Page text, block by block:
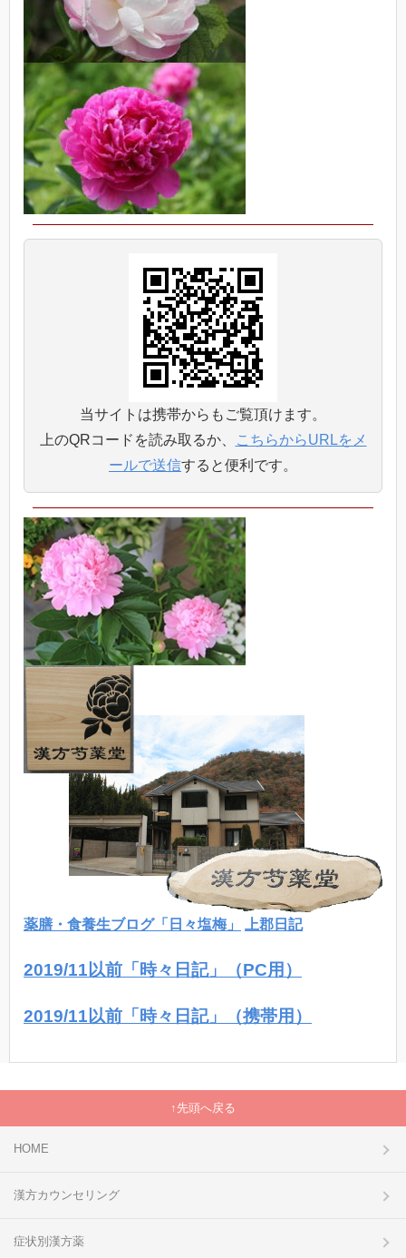
当サイトは携帯からもご覧頂けます。
上のQRコードを読み取るか、
こちらからURLをメ
ールで送信すると便利です。
薬膳・食養生ブログ「日々塩梅」 上郡日記
2019/11以前「時々日記」（PC用）
2019/11以前「時々日記」（携帯用）
先頭へ戻る
HOME
漢方カウンセリング
症状別漢方薬